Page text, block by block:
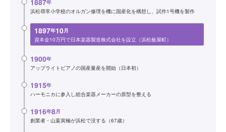
1887年
浜松尋常小学校のオルガン修理を機に国産化を構想し、試作1号機を製作
1897年10月
資本金10万円で日本楽器製造株式会社を設立（浜松板屋町）
1900年
アップライトピアノの国産量産を開始（日本初）
1915年
ハーモニカに参入し総合楽器メーカーの原型を整える
1916年8月
創業者・山葉寅楠が浜松で没する（67歳）